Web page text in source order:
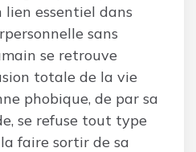
essentiel dans
sans
se retrouve
totale de la vie
phobique, de par sa
se refuse tout type
faire sortir de sa